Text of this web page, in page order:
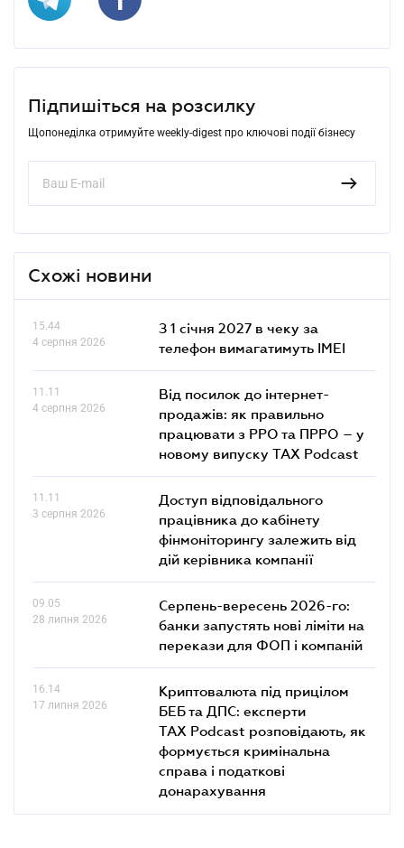
Підпишіться на розсилку
Щопонеділка отримуйте weekly-digest про ключові події бізнесу
Схожі новини
15.44
4 серпня 2026
З 1 січня 2027 в чеку за
телефон вимагатимуть IMEI
11.11
4 серпня 2026
Від посилок до інтернет-
продажів: як правильно
працювати з РРО та ПРРО – у
новому випуску TAX Podcast
11.11
3 серпня 2026
Доступ відповідального
працівника до кабінету
фінмоніторингу залежить від
дій керівника компанії
09.05
28 липня 2026
Серпень-вересень 2026-го:
банки запустять нові ліміти на
перекази для ФОП і компаній
16.14
17 липня 2026
Криптовалюта під прицілом
БЕБ та ДПС: експерти
TAX Podcast розповідають, як
формується кримінальна
справа і податкові
донарахування